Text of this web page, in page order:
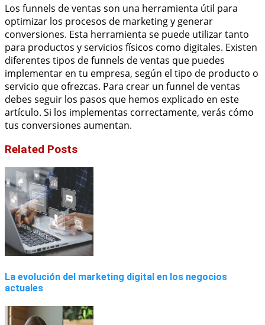
Los funnels de ventas son una herramienta útil para
optimizar los procesos de marketing y generar
conversiones. Esta herramienta se puede utilizar tanto
para productos y servicios físicos como digitales. Existen
diferentes tipos de funnels de ventas que puedes
implementar en tu empresa, según el tipo de producto o
servicio que ofrezcas. Para crear un funnel de ventas
debes seguir los pasos que hemos explicado en este
artículo. Si los implementas correctamente, verás cómo
tus conversiones aumentan.
Related Posts
La evolución del marketing digital en los negocios
actuales